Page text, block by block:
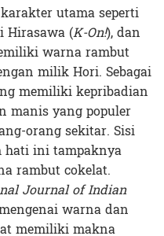
utama seperti
Hirasawa (K-On!), dan
warna rambut
milik Hori. Sebagai
memiliki kepribadian
manis yang populer
orang sekitar. Sisi
hati ini tampaknya
rambut cokelat.
Journal of Indian
warna dan
memiliki makna